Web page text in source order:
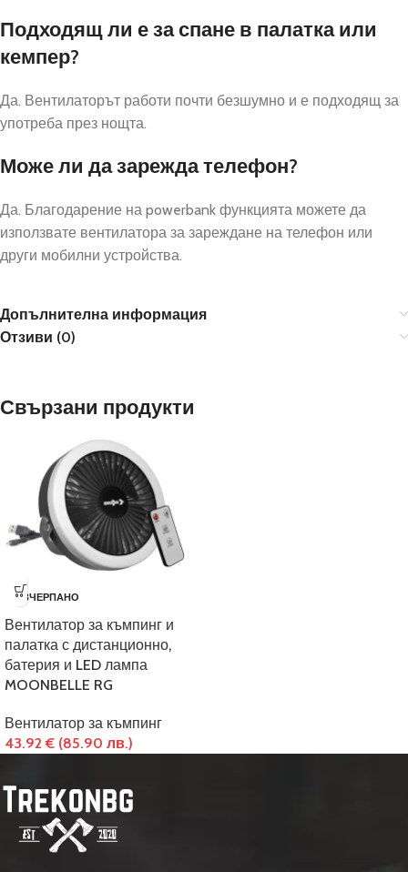
Подходящ ли е за спане в палатка или
кемпер?
Да. Вентилаторът работи почти безшумно и е подходящ за
употреба през нощта.
Може ли да зарежда телефон?
Да. Благодарение на powerbank функцията можете да
използвате вентилатора за зареждане на телефон или
други мобилни устройства.
Допълнителна информация
Отзиви (0)
Свързани продукти
ИЗЧЕРПАНО
Вентилатор за къмпинг и
палатка с дистанционно,
батерия и LED лампа
MOONBELLE RG
Вентилатор за къмпинг
43.92€ (85.90 лв.)